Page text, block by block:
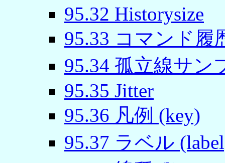
95.32 Historysize
95.33 コマンド履
95.34 孤立線サン
95.35 Jitter
95.36 凡例 (key)
95.37 ラベル